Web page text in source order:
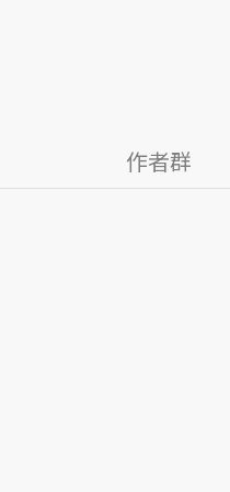
作者群